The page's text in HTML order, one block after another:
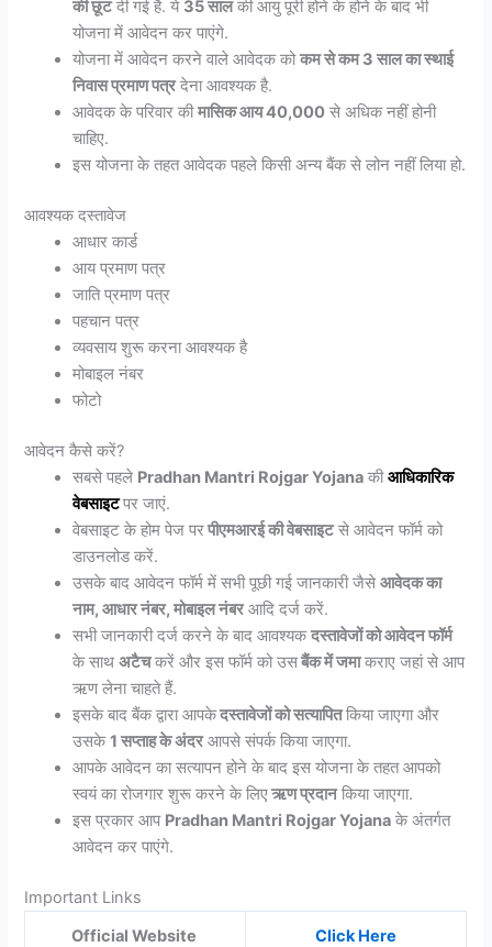
की छूटदी गई है. ये 35 सालकी आयु पूरी होने के होने के बाद भी
योजना में आवेदन कर पाएंगे.
योजना में आवेदन करने वाले आवेदक कोकम से कम 3 साल का स्थाई
निवास प्रमाण पत्रदेना आवश्यक है.
आवेदक के परिवार कीमासिक आय 40,000 से अधिक नहीं होनी
चाहिए.
इस योजना के तहत आवेदक पहले किसी अन्य बैंक से लोन नहीं लिया हो.
आवश्यक दस्तावेज
आधार कार्ड
आय प्रमाण पत्र
जाति प्रमाण पत्र
पहचान पत्र
व्यवसाय शुरू करना आवश्यक है
मोबाइल नंबर
फोटो
आवेदन कैसे करें?
सबसे पहले Pradhan Mantri Rojgar Yojana कीआधिकारिक
वेबसाइटपर जाएं.
वेबसाइट के होम पेज परपीएमआरई की वेबसाइटसे आवेदन फॉर्म को
डाउनलोड करें.
उसके बाद आवेदन फॉर्म में सभी पूछी गई जानकारी जैसेआवेदक का
नाम, आधार नंबर, मोबाइल नंबरआदि दर्ज करें.
सभी जानकारी दर्ज करने के बाद आवश्यकदस्तावेजों को आवेदन फॉर्म
के साथअटैचकरें और इस फॉर्म को उसबैंक में जमाकराए जहां से आप
ऋण लेना चाहते हैं.
इसके बाद बैंक द्वारा आपकेदस्तावेजों को सत्यापितकिया जाएगा और
उसके1 सप्ताह के अंदरआपसे संपर्क किया जाएगा.
आपके आवेदन का सत्यापन होने के बाद इस योजना के तहत आपको
स्वयं का रोजगार शुरू करने के लिएऋण प्रदानकिया जाएगा.
इस प्रकार आप Pradhan Mantri Rojgar Yojana के अंतर्गत
आवेदन कर पाएंगे.
Important Links
Official Website
Click Here